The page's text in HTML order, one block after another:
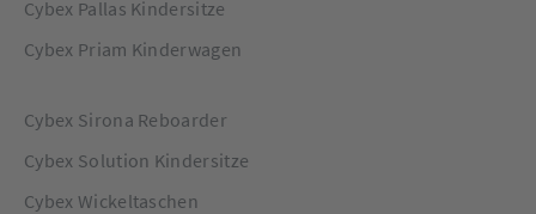
Cybex Pallas Kindersitze
Cybex Priam Kinderwagen
Cybex Sirona Reboarder
Cybex Solution Kindersitze
Cybex Wickeltaschen